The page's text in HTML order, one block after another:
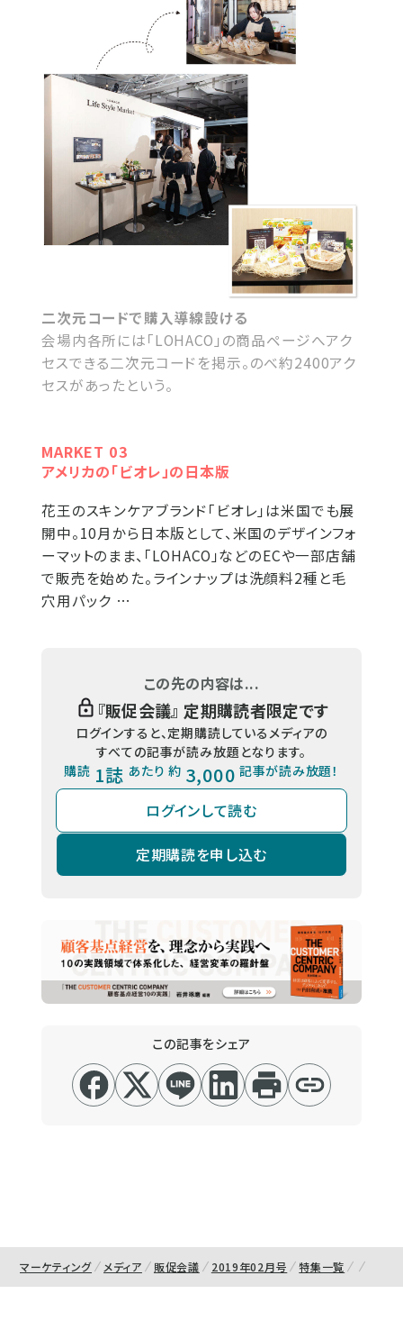
二次元コードで購入導線設ける
会場内各所には「LOHACO」の商品ページへアク
セスできる二次元コードを掲示。のべ約2400アク
セスがあったという。
MARKET 03
アメリカの「ビオレ」の日本版
花王のスキンケアブランド「ビオレ」は米国でも展
開中。10月から日本版として、米国のデザインフォ
ーマットのまま、「LOHACO」などのECや一部店舗
で販売を始めた。ラインナップは洗顔料2種と毛
穴用パック …
この先の内容は...
『販促会議』 定期購読者限定です
ログインすると、定期購読しているメディアの
すべての記事が読み放題となります。
購読 1誌 あたり 約 3,000 記事が読み放題！
ログインして読む
定期購読を申し込む
この記事をシェア
マーケティング メディア 販促会議 2019年02月号 特集一覧